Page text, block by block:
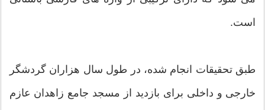
است.
طبق تحقیقات انجام شده، در طول سال هزاران گردشگر
خارجی و داخلی برای بازدید از مسجد جامع زاهدان عازم